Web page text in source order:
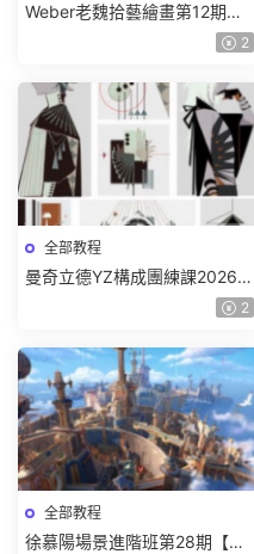
Weber老魏拾藝繪畫第12期角
色特訓班【畫質不錯隻有視
2
全部教程
曼奇立德YZ構成團練課2026年
8月已結課【畫質高清有課件】
2
全部教程
徐慕陽場景進階班第28期【畫